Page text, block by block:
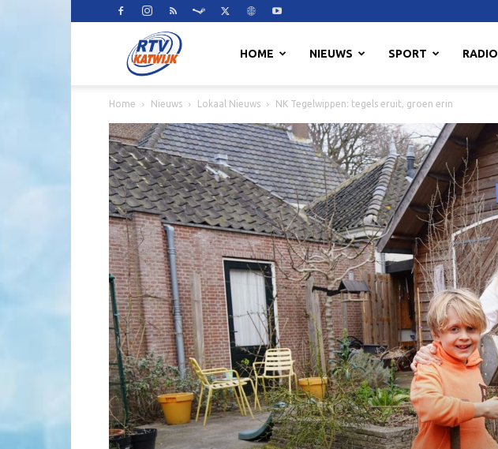
HOME NIEUWS SPORT RADIO
Home Nieuws Lokaal Nieuws NK Tegelwippen: tegels eruit, groen erin